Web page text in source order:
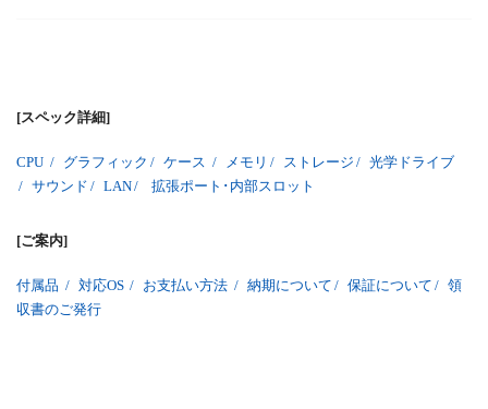
[スペック詳細]
CPU / グラフィック / ケース / メモリ / ストレージ / 光学ドライブ
/ サウンド / LAN/ 拡張ポート･内部スロット
[ご案内]
付属品 / 対応OS / お支払い方法 / 納期について / 保証について / 領
収書のご発行